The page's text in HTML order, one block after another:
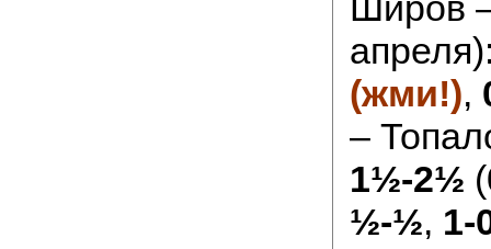
(жми!),
–
1½-2½ (
½-½, 1-